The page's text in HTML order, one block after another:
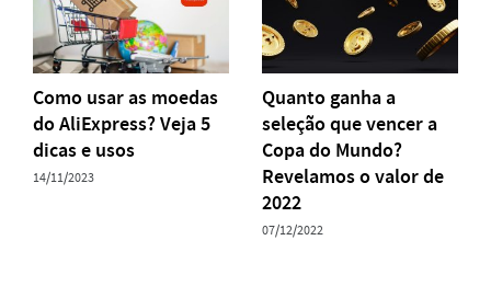
Como usar as moedas
do AliExpress? Veja 5
dicas e usos
14/11/2023
Quanto ganha a
seleção que vencer a
Copa do Mundo?
Revelamos o valor de
2022
07/12/2022